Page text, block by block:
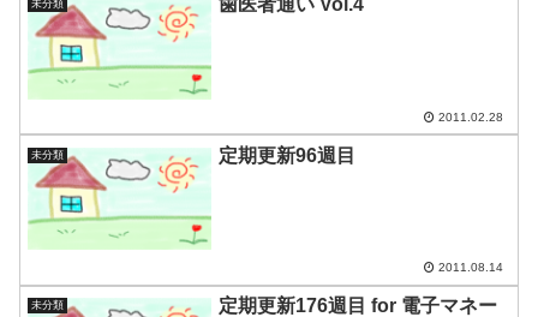
未分類 歯医者通い Vol.4
2011.02.28
未分類 定期更新96週目
2011.08.14
未分類
定期更新176週目 for 電子マネー